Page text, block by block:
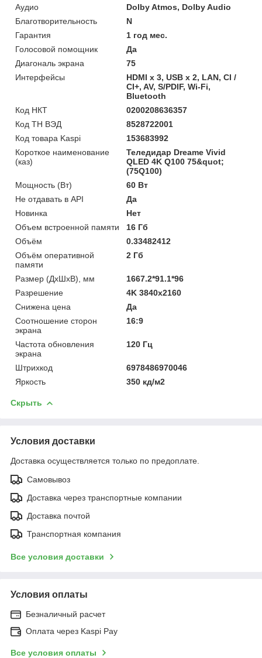
Аудио
Dolby Atmos, Dolby Audio
Благотворительность
N
Гарантия
1 год мес.
Голосовой помощник
Да
Диагональ экрана
75
Интерфейсы
HDMI x 3, USB x 2, LAN, CI /
CI+, AV, S/PDIF, Wi-Fi,
Bluetooth
Код НКТ
0200208636357
Код ТН ВЭД
8528722001
Код товара Kaspi
153683992
Короткое наименование
(каз)
Теледидар Dreame Vivid
QLED 4K Q100 75&quot;
(75Q100)
Мощность (Bт)
60 Вт
Не отдавать в API
Да
Новинка
Нет
Объем встроенной памяти
16 Гб
Объём
0.33482412
Объём оперативной
памяти
2 Гб
Размер (ДхШхВ), мм
1667.2*91.1*96
Разрешение
4K 3840x2160
Снижена цена
Да
Соотношение сторон
экрана
16:9
Частота обновления
экрана
120 Гц
Штрихкод
6978486970046
Яркость
350 кд/м2
Скрыть
Условия доставки
Доставка осуществляется только по предоплате.
Самовывоз
Доставка через транспортные компании
Доставка почтой
Транспортная компания
Все условия доставки
Условия оплаты
Безналичный расчет
Оплата через Kaspi Pay
Все условия оплаты